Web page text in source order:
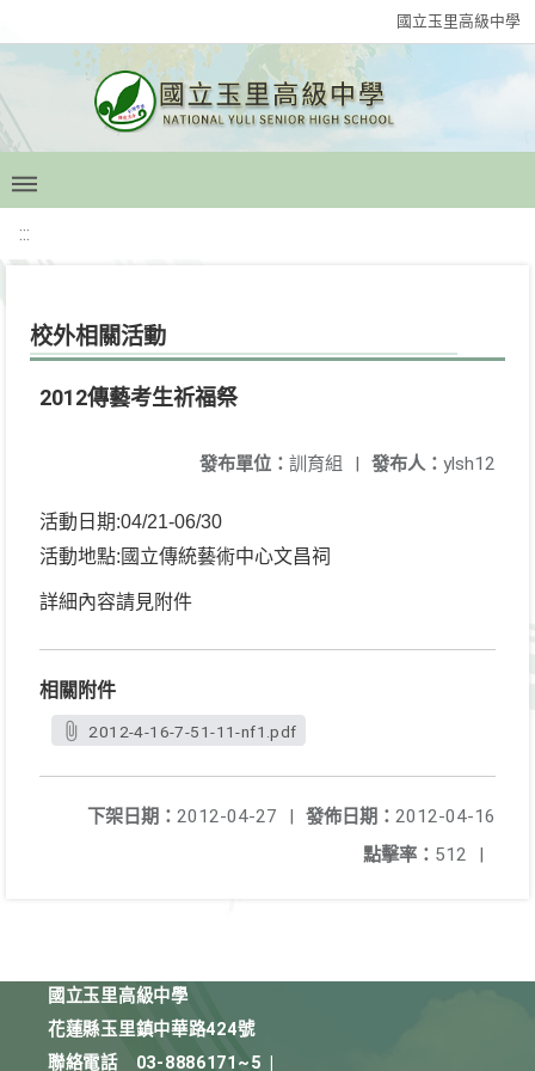
國立玉里高級中學
:::
校外相關活動
2012傳藝考生祈福祭
發布人： ylsh12
發布單位： 訓育組 |
活動日期:04/21-06/30
活動地點:國立傳統藝術中心文昌祠
詳細內容請見附件
相關附件
2012-4-16-7-51-11-nf1.pdf
發佈日期： 2012-04-16
下架日期： 2012-04-27
|
點擊率： 512 |
國立玉里高級中學
花蓮縣玉里鎮中華路424號
聯絡電話
03-8886171~5